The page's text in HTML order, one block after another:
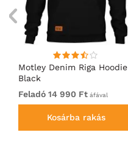
Motley Denim Riga Hoodie
Black
Feladó 14 990 Ft áfával
Kosárba rakás